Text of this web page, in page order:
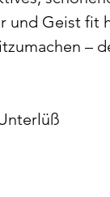
und Geist fit
–